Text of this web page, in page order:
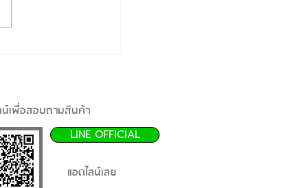
น์เพื่อสอบถามสินค้า
LINE OFFICIAL
แอดไลน์เลย